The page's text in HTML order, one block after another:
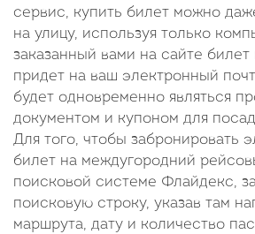
сервис, купить билет можно
на улицу, используя только
заказанный вами на сайте билет
придет на ваш электронный
будет одновременно являться
документом и купоном для
Для того, чтобы забронировать
билет на междугородний
поисковой системе Флайдекс,
поисковую строку, указав там
маршрута, дату и количество